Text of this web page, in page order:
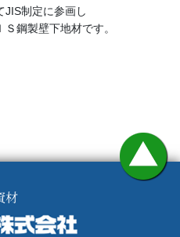
JIS制定に参画し
鋼製壁下地材です。